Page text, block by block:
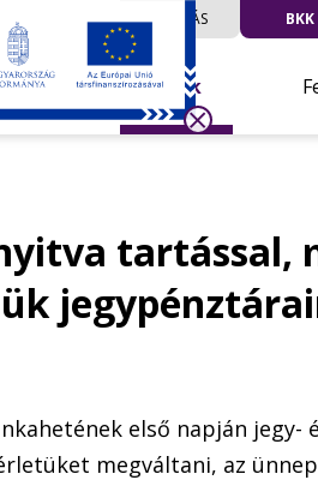
UTAZÁS BKK
Hírek
tartással,
első napján
megváltani, az